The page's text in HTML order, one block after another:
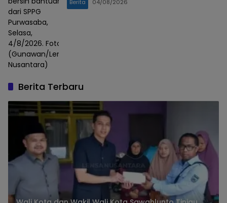
dari SPPG
Purwasaba,
Selasa,
4/8/2026. Foto :
(Gunawan/Lensa
Nusantara)
Berita 04/08/2026
Berita Terbaru